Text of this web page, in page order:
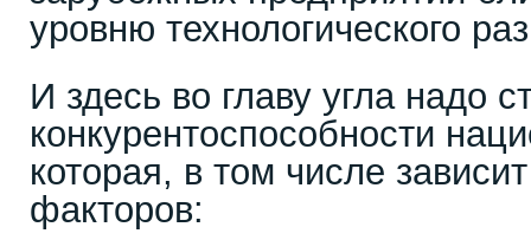
уровню технологического
И здесь во главу угла надо
конкурентоспособности
которая, в том числе
факторов: